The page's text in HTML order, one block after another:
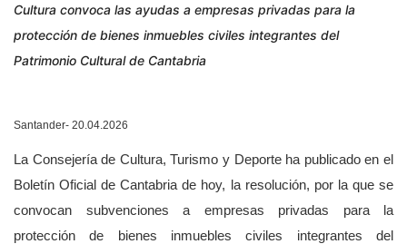
Cultura convoca las ayudas a empresas privadas para la
protección de bienes inmuebles civiles integrantes del
Patrimonio Cultural de Cantabria
Santander- 20.04.2026
La Consejería de Cultura, Turismo y Deporte ha publicado en el
Boletín Oficial de Cantabria de hoy, la resolución, por la que se
convocan subvenciones a empresas privadas para la
protección de bienes inmuebles civiles integrantes del